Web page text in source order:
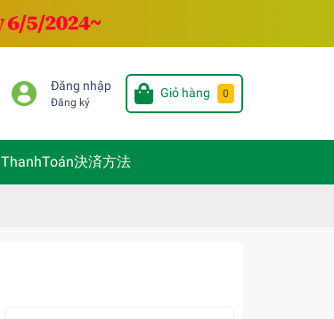
Đăng nhập
Đăng ký
Giỏ hàng 0
ThanhToán決済方法